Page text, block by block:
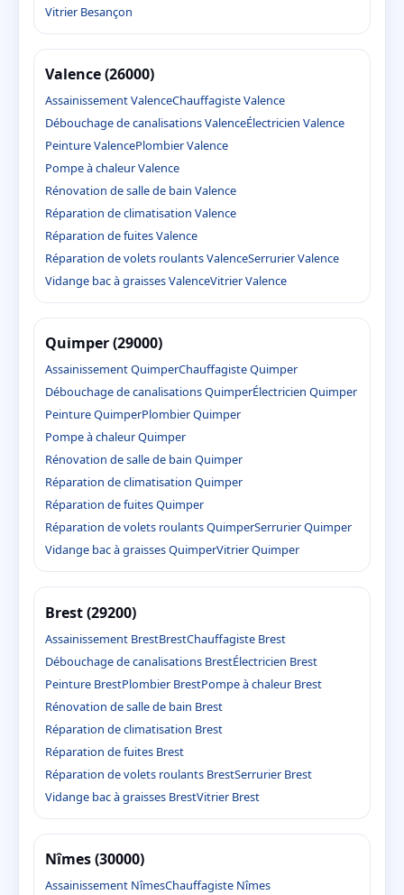
Vitrier Besançon
Valence (26000)
Assainissement ValenceChauffagiste Valence
Débouchage de canalisations ValenceÉlectricien Valence
Peinture ValencePlombier Valence
Pompe à chaleur Valence
Rénovation de salle de bain Valence
Réparation de climatisation Valence
Réparation de fuites Valence
Réparation de volets roulants ValenceSerrurier Valence
Vidange bac à graisses ValenceVitrier Valence
Quimper (29000)
Assainissement QuimperChauffagiste Quimper
Débouchage de canalisations QuimperÉlectricien Quimper
Peinture QuimperPlombier Quimper
Pompe à chaleur Quimper
Rénovation de salle de bain Quimper
Réparation de climatisation Quimper
Réparation de fuites Quimper
Réparation de volets roulants QuimperSerrurier Quimper
Vidange bac à graisses QuimperVitrier Quimper
Brest (29200)
Assainissement BrestBrestChauffagiste Brest
Débouchage de canalisations BrestÉlectricien Brest
Peinture BrestPlombier BrestPompe à chaleur Brest
Rénovation de salle de bain Brest
Réparation de climatisation Brest
Réparation de fuites Brest
Réparation de volets roulants BrestSerrurier Brest
Vidange bac à graisses BrestVitrier Brest
Nîmes (30000)
Assainissement NîmesChauffagiste Nîmes